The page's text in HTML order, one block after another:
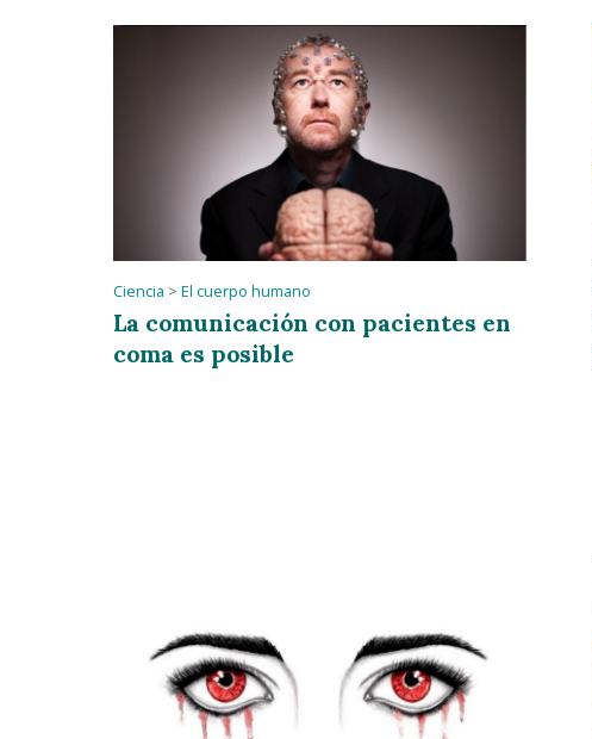
Ciencia > El cuerpo humano
La comunicación con pacientes en
coma es posible